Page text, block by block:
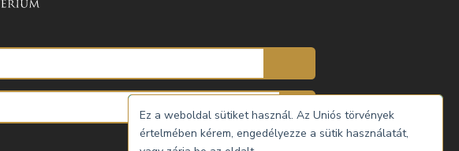
Ez a weboldal sütiket használ. Az Uniós törvények
értelmében kérem, engedélyezze a sütik használatát,